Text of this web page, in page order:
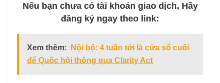
Nếu bạn chưa có tài khoản giao dịch, Hãy
đăng ký ngay theo link:
Xem thêm:
Nội bộ: 4 tuần tới là cửa sổ cuối
để Quốc hội thông qua Clarity Act